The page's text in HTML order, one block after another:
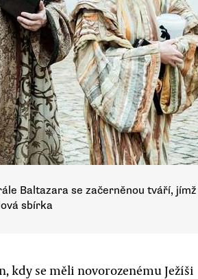
Baltazara se začerněnou tváří, jímž
sbírka
kdy se měli novorozenému Ježíši